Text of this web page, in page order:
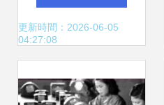
讓時間與舒適同步
更新時間：2026-06-05
04:27:08